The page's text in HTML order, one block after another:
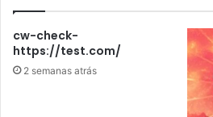
cw-check-
https://test.com/
2 semanas atrás